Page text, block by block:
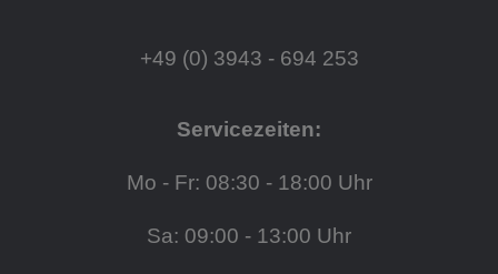
+49 (0) 3943 - 694 253
Servicezeiten:
Mo - Fr: 08:30 - 18:00 Uhr
Sa: 09:00 - 13:00 Uhr